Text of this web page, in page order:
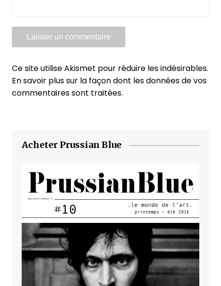
Ce site utilise Akismet pour réduire les indésirables.
En savoir plus sur la façon dont les données de vos
commentaires sont traitées.
Acheter Prussian Blue